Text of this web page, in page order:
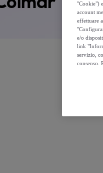
"Cookie")
account
effettuare
e/o
link
servizio,
consenso.